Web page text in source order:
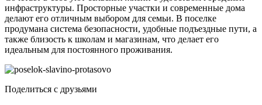
инфраструктуры. Просторные участки и современные дома
делают его отличным выбором для семьи. В поселке
продумана система безопасности, удобные подъездные пути, а
также близость к школам и магазинам, что делает его
идеальным для постоянного проживания.
Поделиться с друзьями